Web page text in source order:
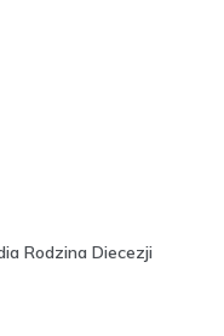
Rodzina Diecezji